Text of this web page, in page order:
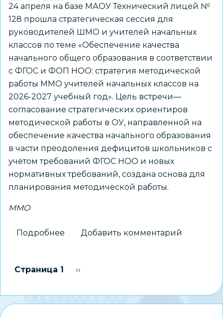
на
семинаре
24 апреля на базе МАОУ Технический лицей №
128 прошла стратегическая сессия для
руководителей ШМО и учителей начальных
классов по теме «Обеспечение качества
начального общего образования в соответствии
с ФГОС и ФОП НОО: стратегия методической
работы ММО учителей начальных классов на
2026-2027 учебный год». Цель встречи—
согласование стратегических ориентиров
методической работы в ОУ, направленной на
обеспечение качества начального образования
в части преодоления дефицитов школьников с
учётом требований ФГОС НОО и новых
нормативных требований, создана основа для
планирования методической работы.
ММО
Подробнее
учителей
классов
Добавить комментарий
Нумерация
Страница 1 Следующая страница
››